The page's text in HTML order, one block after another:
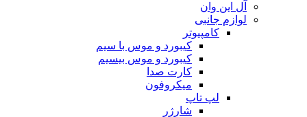
آل این وان
لوازم جانبی
کامپیوتر
کیبورد و موس با سیم
کیبورد و موس بیسیم
کارت صدا
میکروفون
لپ تاپ
شارژر